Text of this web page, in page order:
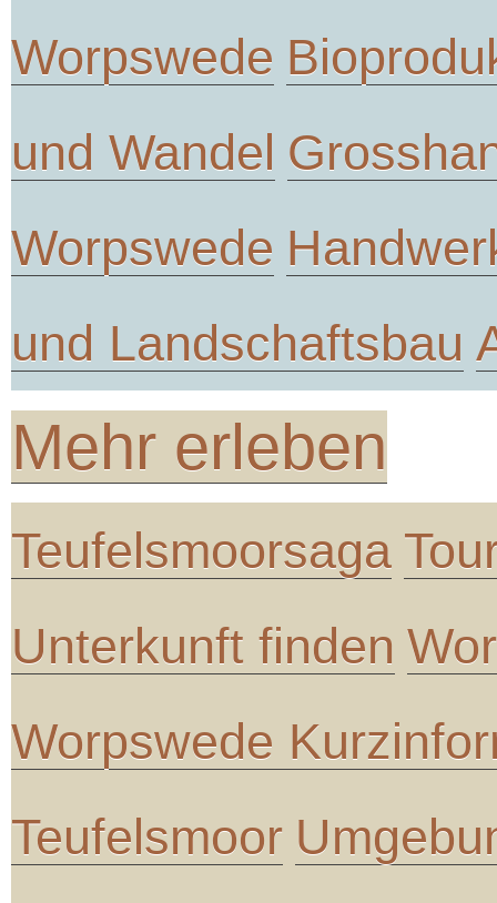
Worpswede
und Wandel
Worpswede
und Landschaftsbau
Mehr erleben
Teufelsmoorsaga
Unterkunft finden
Worpswede
Teufelsmoor